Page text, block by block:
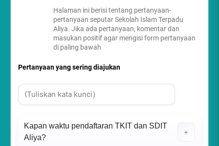
Halaman ini berisi tentang pertanyaan-
pertanyaan seputar Sekolah Islam Terpadu
Aliya. Jika ada pertanyaan, komentar dan
masukan positif agar mengisi form pertanyaan
di paling bawah
Pertanyaan yang sering diajukan
Kapan waktu pendaftaran TKIT dan SDIT
Aliya?
+